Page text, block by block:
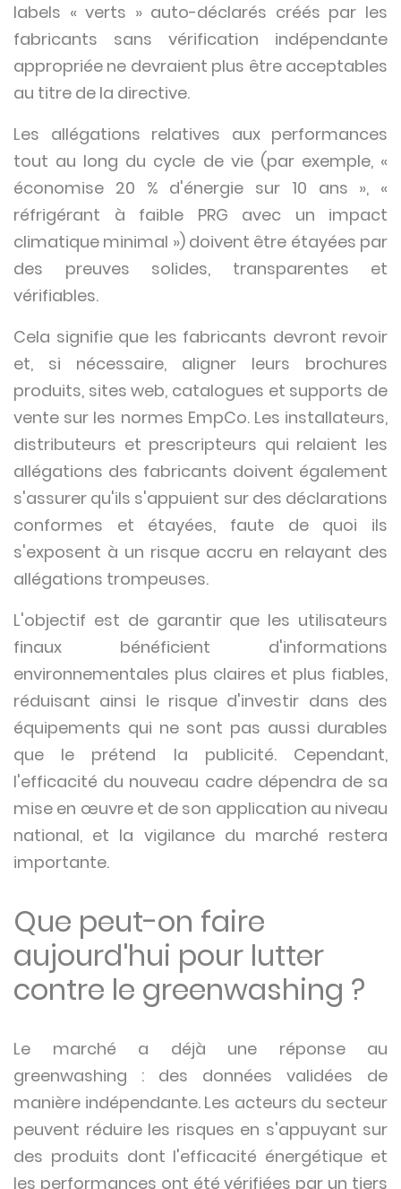
labels « verts » auto-déclarés créés par les
fabricants sans vérification indépendante
appropriée ne devraient plus être acceptables
au titre de la directive.
Les allégations relatives aux performances
tout au long du cycle de vie (par exemple, «
économise 20 % d'énergie sur 10 ans », «
réfrigérant à faible PRG avec un impact
climatique minimal ») doivent être étayées par
des preuves solides, transparentes et
vérifiables.
Cela signifie que les fabricants devront revoir
et, si nécessaire, aligner leurs brochures
produits, sites web, catalogues et supports de
vente sur les normes EmpCo. Les installateurs,
distributeurs et prescripteurs qui relaient les
allégations des fabricants doivent également
s'assurer qu'ils s'appuient sur des déclarations
conformes et étayées, faute de quoi ils
s'exposent à un risque accru en relayant des
allégations trompeuses.
L'objectif est de garantir que les utilisateurs
finaux bénéficient d'informations
environnementales plus claires et plus fiables,
réduisant ainsi le risque d'investir dans des
équipements qui ne sont pas aussi durables
que le prétend la publicité. Cependant,
l'efficacité du nouveau cadre dépendra de sa
mise en œuvre et de son application au niveau
national, et la vigilance du marché restera
importante.
Que peut-on faire
aujourd'hui pour lutter
contre le greenwashing ?
Le marché a déjà une réponse au
greenwashing : des données validées de
manière indépendante. Les acteurs du secteur
peuvent réduire les risques en s'appuyant sur
des produits dont l'efficacité énergétique et
les performances ont été vérifiées par un tiers